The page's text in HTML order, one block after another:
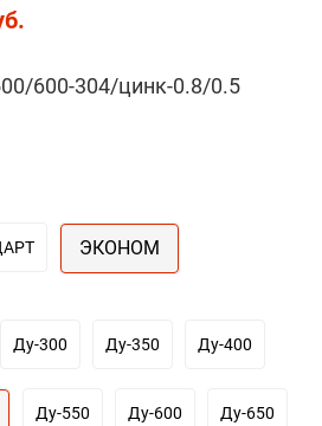
600-304/цинк-0.8/0.5
ЭКОНОМ
Ду-300 Ду-350 Ду-400
Ду-550 Ду-600 Ду-650